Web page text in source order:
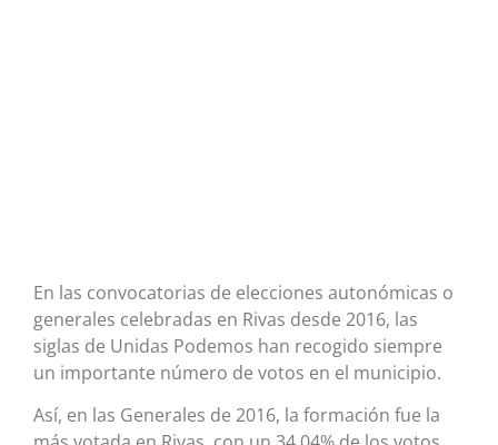
En las convocatorias de elecciones autonómicas o
generales celebradas en Rivas desde 2016, las
siglas de Unidas Podemos han recogido siempre
un importante número de votos en el municipio.
Así, en las Generales de 2016, la formación fue la